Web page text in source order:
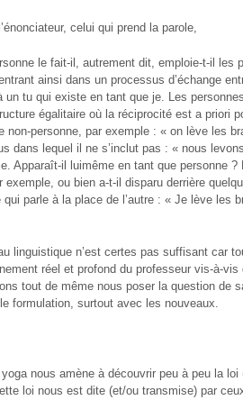
celui qui prend la parole,
le fait-il, autrement dit, emploie-t-il les
ainsi dans un processus d’échange
un tu qui existe en tant que je. Les
égalitaire où la réciprocité est a priori
non-personne, par exemple : « on lève les
dans lequel il ne s’inclut pas : « nous
Apparaît-il luimême en tant que personne
exemple, ou bien a-t-il disparu derrière
parle à la place de l’autre : « Je lève les
linguistique n’est certes pas suffisant car
réel et profond du professeur vis-à-vis
tout de même nous poser la question de
formulation, surtout avec les nouveaux.
nous amène à découvrir peu à peu la loi
loi nous est dite (et/ou transmise) par